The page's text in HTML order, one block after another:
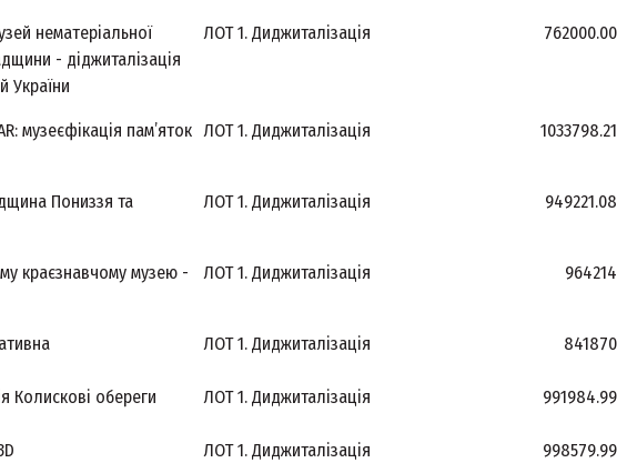
нематеріальної
- діджиталізація
України
ЛОТ 1. Диджиталізація 762000.00
музеєфікація пам’яток ЛОТ 1. Диджиталізація 1033798.21
Пониззя та
ЛОТ 1. Диджиталізація 949221.08
краєзнавчому музею -
ЛОТ 1. Диджиталізація 964214
ЛОТ 1. Диджиталізація 841870
Колискові обереги ЛОТ 1. Диджиталізація 991984.99
ЛОТ 1. Диджиталізація 998579.99